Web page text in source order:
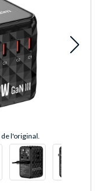
l'original.